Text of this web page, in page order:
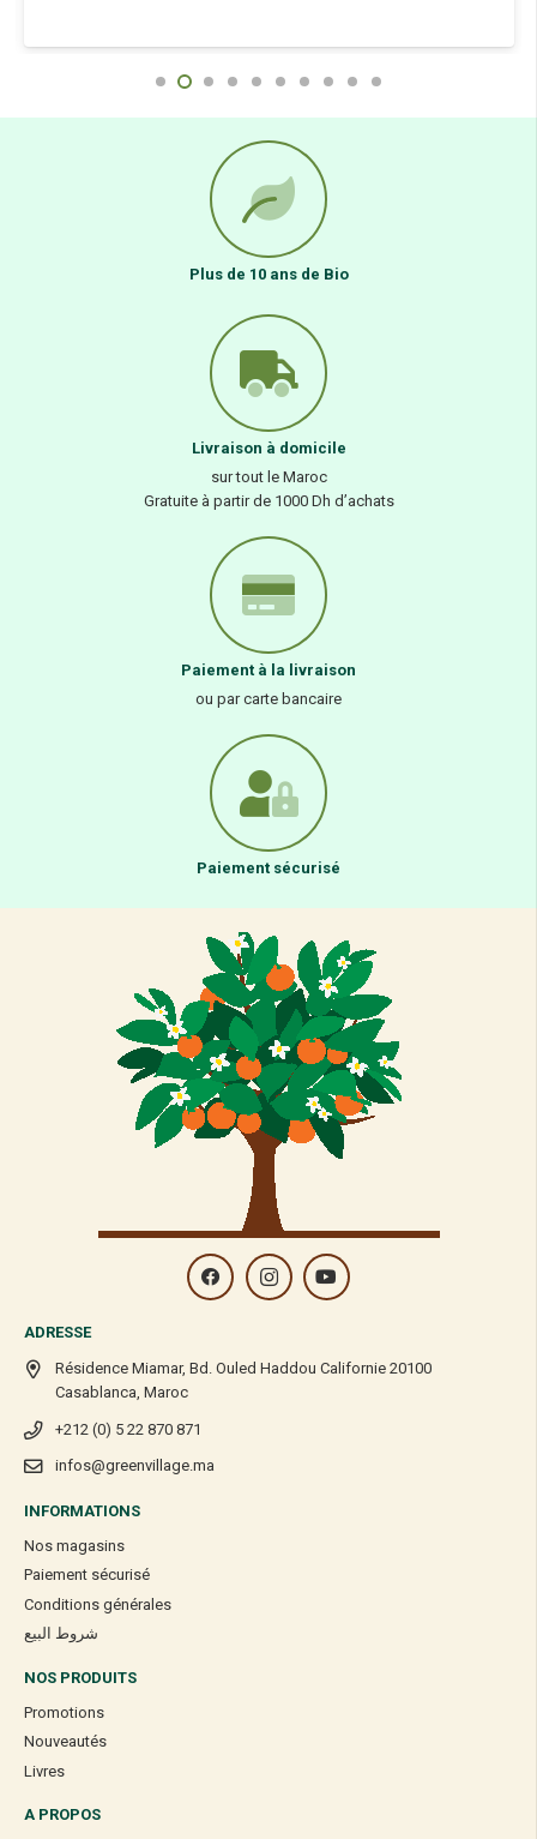
Plus de 10 ans de Bio
Livraison à domicile
sur tout le Maroc
Gratuite à partir de 1000 Dh d’achats
Paiement à la livraison
ou par carte bancaire
Paiement sécurisé
ADRESSE
Résidence Miamar, Bd. Ouled Haddou Californie 20100
Casablanca, Maroc
+212 (0) 5 22 870 871
infos@greenvillage.ma
INFORMATIONS
Nos magasins
Paiement sécurisé
Conditions générales
شروط البيع
NOS PRODUITS
Promotions
Nouveautés
Livres
A PROPOS